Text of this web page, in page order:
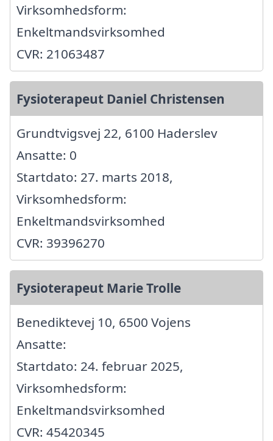
Virksomhedsform:
Enkeltmandsvirksomhed
CVR: 21063487
Fysioterapeut Daniel Christensen
Grundtvigsvej 22, 6100 Haderslev
Ansatte: 0
Startdato: 27. marts 2018,
Virksomhedsform:
Enkeltmandsvirksomhed
CVR: 39396270
Fysioterapeut Marie Trolle
Benediktevej 10, 6500 Vojens
Ansatte:
Startdato: 24. februar 2025,
Virksomhedsform:
Enkeltmandsvirksomhed
CVR: 45420345